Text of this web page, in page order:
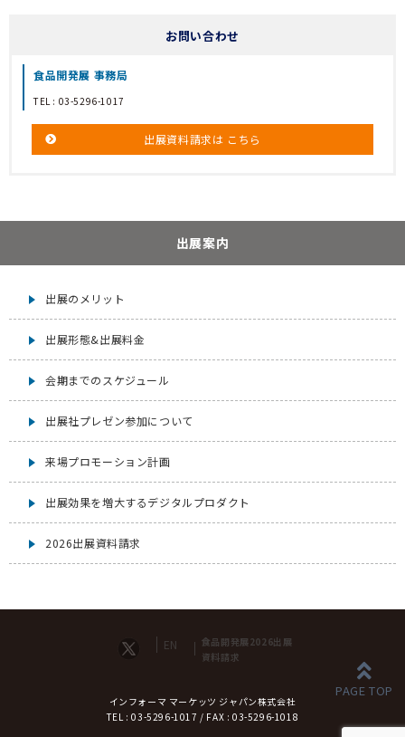
お問い合わせ
食品開発展 事務局
TEL : 03-5296-1017
出展資料請求は こちら
出展案内
出展のメリット
出展形態&出展料金
会期までのスケジュール
出展社プレゼン参加について
来場プロモーション計画
出展効果を増大するデジタルプロダクト
2026出展資料請求
EN
食品開発展2026出展
資料請求
インフォーマ マーケッツ ジャパン株式会社
TEL : 03-5296-1017 / FAX : 03-5296-1018